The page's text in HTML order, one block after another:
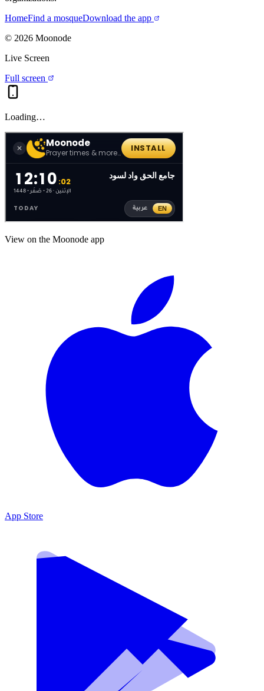
HomeFind a mosqueDownload the app
© 2026 Moonode
Live Screen
Full screen
Loading…
View on the Moonode app
App Store